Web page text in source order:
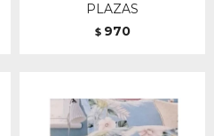
PLAZAS
$ 970